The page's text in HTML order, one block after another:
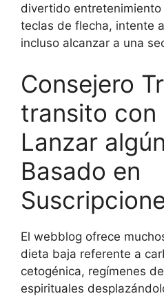
divertido
teclas de flecha, intente
incluso alcanzar a una
Consejero
transito con
Lanzar
Basado en
El webblog ofrece
dieta baja referente a
cetogénica, regímenes
espirituales